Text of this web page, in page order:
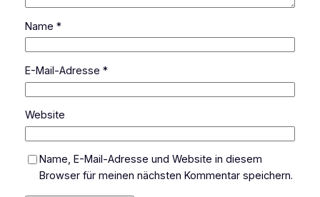
Name *
E-Mail-Adresse *
Website
Name, E-Mail-Adresse und Website in diesem
Browser für meinen nächsten Kommentar speichern.